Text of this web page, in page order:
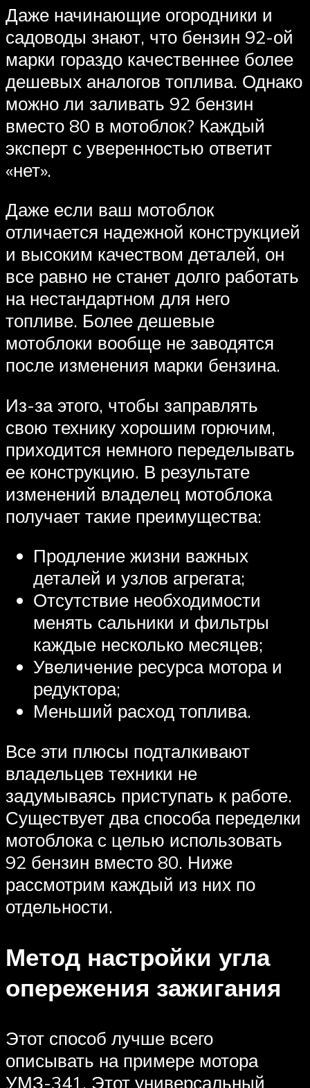
Даже начинающие огородники и
садоводы знают, что бензин 92-ой
марки гораздо качественнее более
дешевых аналогов топлива. Однако
можно ли заливать 92 бензин
вместо 80 в мотоблок? Каждый
эксперт с уверенностью ответит
«нет».
Даже если ваш мотоблок
отличается надежной конструкцией
и высоким качеством деталей, он
все равно не станет долго работать
на нестандартном для него
топливе. Более дешевые
мотоблоки вообще не заводятся
после изменения марки бензина.
Из-за этого, чтобы заправлять
свою технику хорошим горючим,
приходится немного переделывать
ее конструкцию. В результате
изменений владелец мотоблока
получает такие преимущества:
Продление жизни важных
деталей и узлов агрегата;
Отсутствие необходимости
менять сальники и фильтры
каждые несколько месяцев;
Увеличение ресурса мотора и
редуктора;
Меньший расход топлива.
Все эти плюсы подталкивают
владельцев техники не
задумываясь приступать к работе.
Существует два способа переделки
мотоблока с целью использовать
92 бензин вместо 80. Ниже
рассмотрим каждый из них по
отдельности.
Метод настройки угла
опережения зажигания
Этот способ лучше всего
описывать на примере мотора
УМЗ-341. Этот универсальный